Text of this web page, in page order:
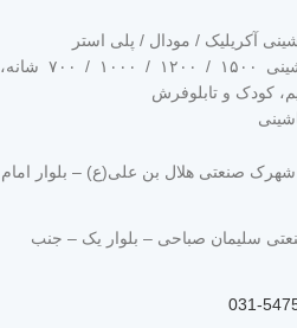
2- تولیدکننده انواع فرش‌های ماشینی ۱۵۰۰ / ۱۲۰۰ / ۱۰۰۰ / ۷۰۰ شانه،
کودک و تابلوفرش
شهرک صنعتی هلال بن علی(ع) – بلوار امام
سلیمان صباحی – بلوار یک – جنب